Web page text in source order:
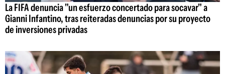
La FIFA denuncia "un esfuerzo concertado para socavar" a
Gianni Infantino, tras reiteradas denuncias por su proyecto
de inversiones privadas